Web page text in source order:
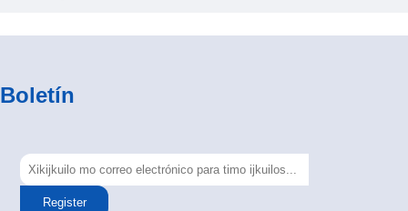
Boletín
Register